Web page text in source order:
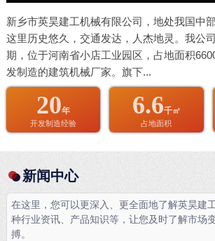
新乡市英昊建工机械有限公司，地处我国中
这里历史悠久，交通发达，人杰地灵。我公
期，位于河南省小店工业园区，占地面积
发制造的建筑机械厂家。旗下...
20年
开发制造经验
6.6千㎡
占地面积
新闻中心
在这里，您可以更深入、更全面地了解英昊建
种行业资讯、产品知识等，让您及时了解市场
搏。